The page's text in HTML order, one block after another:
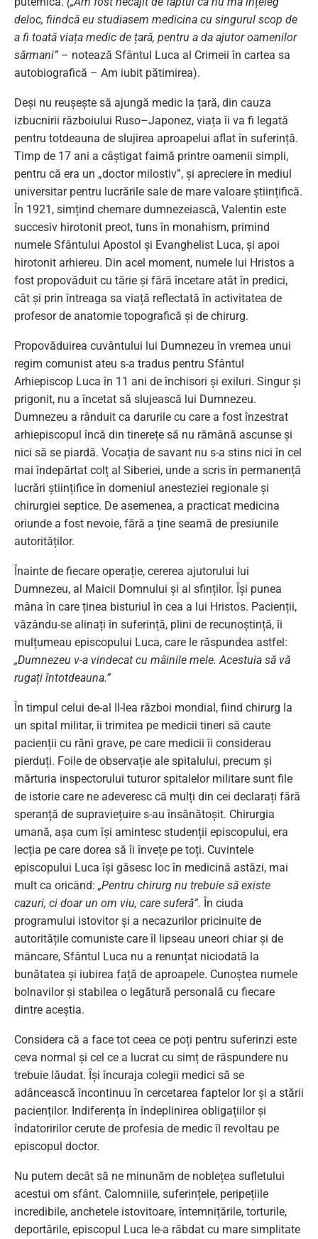
deloc, fiindcă eu studiasem medicina cu singurul scop de
a fi toată viața medic de țară, pentru a da ajutor oamenilor
sărmani” – notează Sfântul Luca al Crimeii în cartea sa
autobiografică – Am iubit pătimirea).
Deși nu reușește să ajungă medic la țară, din cauza
izbucnirii războiului Ruso–Japonez, viața îi va fi legată
pentru totdeauna de slujirea aproapelui aflat în suferință.
Timp de 17 ani a câștigat faimă printre oamenii simpli,
pentru că era un „doctor milostiv”, și apreciere în mediul
universitar pentru lucrările sale de mare valoare științifică.
În 1921, simțind chemare dumnezeiască, Valentin este
succesiv hirotonit preot, tuns în monahism, primind
numele Sfântului Apostol și Evanghelist Luca, și apoi
hirotonit arhiereu. Din acel moment, numele lui Hristos a
fost propovăduit cu tărie și fără încetare atât în predici,
cât și prin întreaga sa viață reflectată în activitatea de
profesor de anatomie topografică și de chirurg.
Propovăduirea cuvântului lui Dumnezeu în vremea unui
regim comunist ateu s-a tradus pentru Sfântul
Arhiepiscop Luca în 11 ani de închisori și exiluri. Singur și
prigonit, nu a încetat să slujească lui Dumnezeu.
Dumnezeu a rânduit ca darurile cu care a fost înzestrat
arhiepiscopul încă din tinerețe să nu rămână ascunse și
nici să se piardă. Vocația de savant nu s-a stins nici în cel
mai îndepărtat colț al Siberiei, unde a scris în permanență
lucrări științifice în domeniul anesteziei regionale și
chirurgiei septice. De asemenea, a practicat medicina
oriunde a fost nevoie, fără a ține seamă de presiunile
autorităților.
Înainte de fiecare operație, cererea ajutorului lui
Dumnezeu, al Maicii Domnului și al sfinților. Își punea
mâna în care ținea bisturiul în cea a lui Hristos. Pacienții,
văzându-se alinați în suferință, plini de recunoștință, îi
mulțumeau episcopului Luca, care le răspundea astfel:
„Dumnezeu v-a vindecat cu mâinile mele. Acestuia să vă
rugați întotdeauna.”
În timpul celui de-al II-lea război mondial, fiind chirurg la
un spital militar, îi trimitea pe medicii tineri să caute
pacienții cu răni grave, pe care medicii îi considerau
pierduți. Foile de observație ale spitalului, precum și
mărturia inspectorului tuturor spitalelor militare sunt file
de istorie care ne adeveresc că mulți din cei declarați fără
speranță de supraviețuire s-au însănătoșit. Chirurgia
umană, așa cum își amintesc studenții episcopului, era
lecția pe care dorea să îi învețe pe toți. Cuvintele
episcopului Luca își găsesc loc în medicină astăzi, mai
mult ca oricând: „Pentru chirurg nu trebuie să existe
cazuri, ci doar un om viu, care suferă”. În ciuda
programului istovitor și a necazurilor pricinuite de
autoritățile comuniste care îl lipseau uneori chiar și de
mâncare, Sfântul Luca nu a renunțat niciodată la
bunătatea și iubirea față de aproapele. Cunoștea numele
bolnavilor și stabilea o legătură personală cu fiecare
dintre aceștia.
Considera că a face tot ceea ce poți pentru suferinzi este
ceva normal și cel ce a lucrat cu simț de răspundere nu
trebuie lăudat. Își încuraja colegii medici să se
adâncească încontinuu în cercetarea faptelor lor și a stării
pacienților. Indiferența în îndeplinirea obligațiilor și
îndatoririlor cerute de profesia de medic îl revoltau pe
episcopul doctor.
Nu putem decât să ne minunăm de noblețea sufletului
acestui om sfânt. Calomniile, suferințele, peripețiile
incredibile, anchetele istovitoare, întemnițările, torturile,
deportările, episcopul Luca le-a răbdat cu mare simplitate